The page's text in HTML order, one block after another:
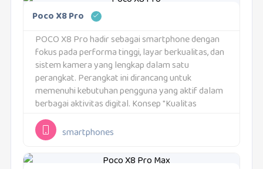
Poco X8 Pro
POCO X8 Pro hadir sebagai smartphone dengan
fokus pada performa tinggi, layar berkualitas, dan
sistem kamera yang lengkap dalam satu
perangkat. Perangkat ini dirancang untuk
memenuhi kebutuhan pengguna yang aktif dalam
berbagai aktivitas digital. Konsep "Kualitas
Flagship dengan nuansa premium" tercermin dari
kombinasi spesifikasi yang digunakan. Setiap
komponen dirancang untuk...
smartphones